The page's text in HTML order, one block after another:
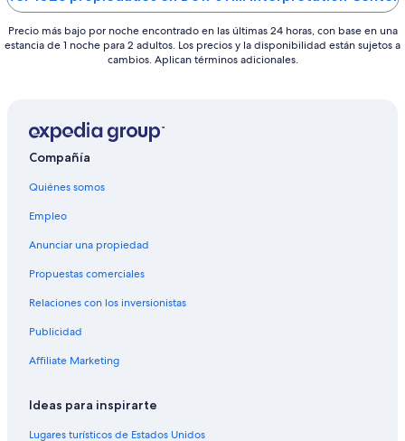
Precio más bajo por noche encontrado en las últimas 24 horas, con base en una
estancia de 1 noche para 2 adultos. Los precios y la disponibilidad están sujetos a
cambios. Aplican términos adicionales.
Compañía
Quiénes somos
Empleo
Anunciar una propiedad
Propuestas comerciales
Relaciones con los inversionistas
Publicidad
Affiliate Marketing
Ideas para inspirarte
Lugares turísticos de Estados Unidos